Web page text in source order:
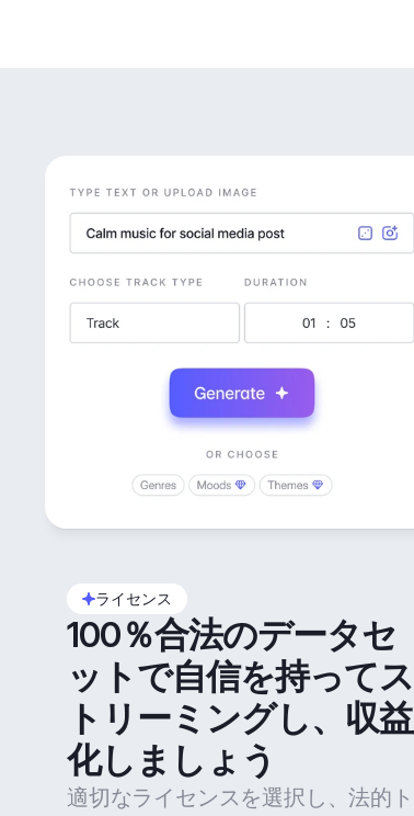
ライセンス
100％合法のデータセ
ットで自信を持ってス
トリーミングし、収益
化しましょう
適切なライセンスを選択し、法的ト